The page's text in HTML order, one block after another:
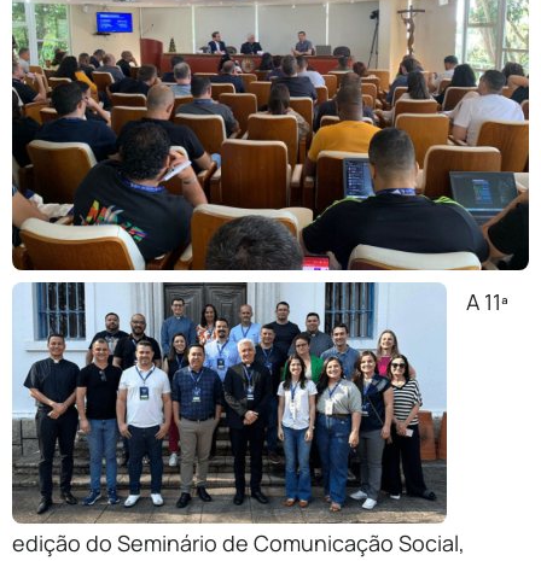
A 11ª
edição do Seminário de Comunicação Social,